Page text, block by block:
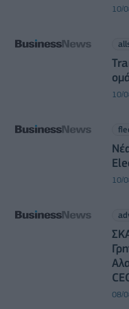
10/
10/
10/
08/